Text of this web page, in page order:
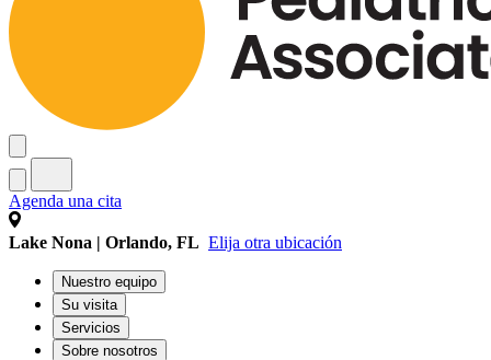
Agenda una cita
Lake Nona | Orlando, FL Elija otra ubicación
Nuestro equipo
Su visita
Servicios
Sobre nosotros